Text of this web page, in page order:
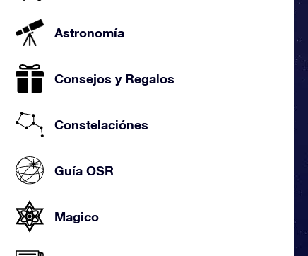
Astronomía
Consejos y Regalos
Constelaciónes
Guía OSR
Magico